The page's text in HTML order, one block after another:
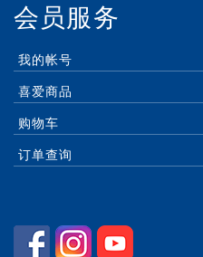
会员服务
我的帐号
喜爱商品
购物车
订单查询